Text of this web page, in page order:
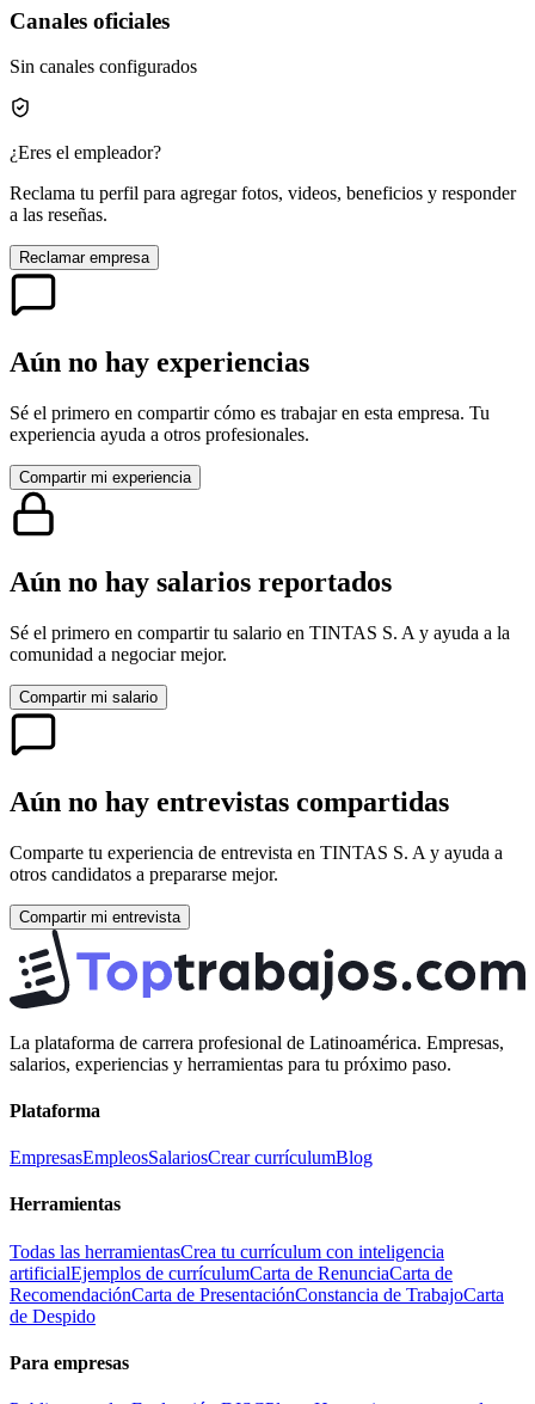
Canales oficiales
Sin canales configurados
¿Eres el empleador?
Reclama tu perfil para agregar fotos, videos, beneficios y responder
a las reseñas.
Reclamar empresa
Aún no hay experiencias
Sé el primero en compartir cómo es trabajar en esta empresa. Tu
experiencia ayuda a otros profesionales.
Compartir mi experiencia
Aún no hay salarios reportados
Sé el primero en compartir tu salario en TINTAS S. A y ayuda a la
comunidad a negociar mejor.
Compartir mi salario
Aún no hay entrevistas compartidas
Comparte tu experiencia de entrevista en TINTAS S. A y ayuda a
otros candidatos a prepararse mejor.
Compartir mi entrevista
La plataforma de carrera profesional de Latinoamérica. Empresas,
salarios, experiencias y herramientas para tu próximo paso.
Plataforma
EmpresasEmpleosSalariosCrear currículumBlog
Herramientas
Todas las herramientasCrea tu currículum con inteligencia
artificialEjemplos de currículumCarta de RenunciaCarta de
RecomendaciónCarta de PresentaciónConstancia de TrabajoCarta
de Despido
Para empresas